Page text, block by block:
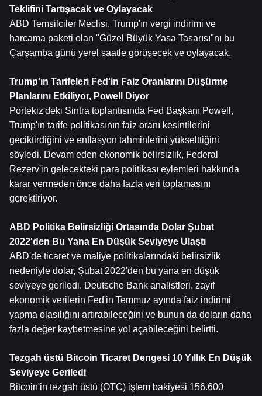
Teklifini Tartışacak ve Oylayacak
ABD Temsilciler Meclisi, Trump'ın vergi indirimi ve
harcama paketi olan "Güzel Büyük Yasa Tasarısı"nı bu
Çarşamba günü yerel saatle görüşecek ve oylayacak.
Trump'ın Tarifeleri Fed'in Faiz Oranlarını Düşürme
Planlarını Etkiliyor, Powell Diyor
Portekiz'deki Sintra toplantısında Fed Başkanı Powell,
Trump'ın tarife politikasının faiz oranı kesintilerini
geciktirdiğini ve enflasyon tahminlerini yükselttiğini
söyledi. Devam eden ekonomik belirsizlik, Federal
Rezerv'in gelecekteki para politikası eylemleri hakkında
karar vermeden önce daha fazla veri toplamasını
gerektiriyor.
ABD Politika Belirsizliği Ortasında Dolar Şubat
2022'den Bu Yana En Düşük Seviyeye Ulaştı
ABD'de ticaret ve maliye politikalarındaki belirsizlik
nedeniyle dolar, Şubat 2022'den bu yana en düşük
seviyeye geriledi. Deutsche Bank analistleri, zayıf
ekonomik verilerin Fed'in Temmuz ayında faiz indirimi
yapma olasılığını artırabileceğini ve bunun da doların daha
fazla değer kaybetmesine yol açabileceğini belirtti.
Tezgah üstü Bitcoin Ticaret Dengesi 10 Yıllık En Düşük
Seviyeye Geriledi
Bitcoin'in tezgah üstü (OTC) işlem bakiyesi 156.600